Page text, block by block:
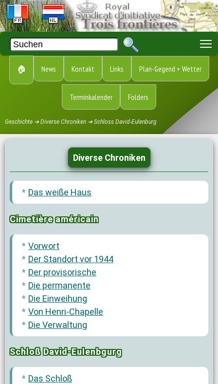
🏠 News Kontakt Links Plan-Gegend + Wetter
Terminkalender Folders
Geschichte ➔ Diverse Chroniken ➔ Schloss David-Eulenburg
Diverse Chroniken
Das weiße Haus
Cimetière américain
Vorwort
Der Standort vor 1944
Der provisorische
Die permanente
Die Einweihung
Von Henri-Chapelle
Die Verwaltung
Schloß David-Eulenbgurg
Das Schloß